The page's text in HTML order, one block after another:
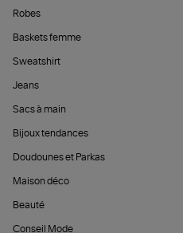
Robes
Baskets femme
Sweatshirt
Jeans
Sacs à main
Bijoux tendances
Doudounes et Parkas
Maison déco
Beauté
Conseil Mode